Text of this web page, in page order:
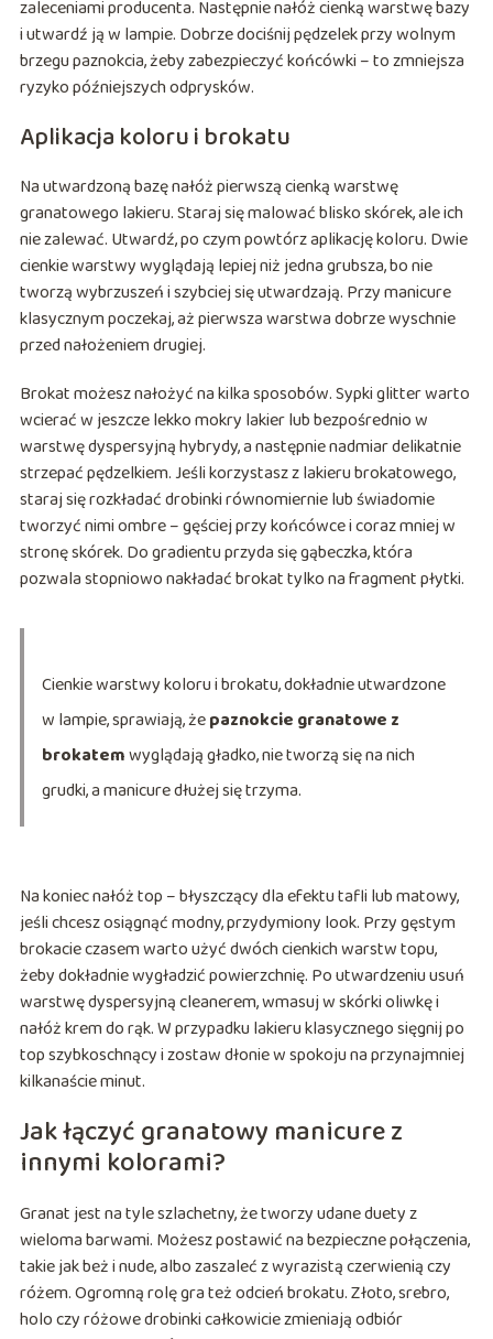
zaleceniami producenta. Następnie nałóż cienką warstwę bazy
i utwardź ją w lampie. Dobrze dociśnij pędzelek przy wolnym
brzegu paznokcia, żeby zabezpieczyć końcówki – to zmniejsza
ryzyko późniejszych odprysków.
Aplikacja koloru i brokatu
Na utwardzoną bazę nałóż pierwszą cienką warstwę
granatowego lakieru. Staraj się malować blisko skórek, ale ich
nie zalewać. Utwardź, po czym powtórz aplikację koloru. Dwie
cienkie warstwy wyglądają lepiej niż jedna grubsza, bo nie
tworzą wybrzuszeń i szybciej się utwardzają. Przy manicure
klasycznym poczekaj, aż pierwsza warstwa dobrze wyschnie
przed nałożeniem drugiej.
Brokat możesz nałożyć na kilka sposobów. Sypki glitter warto
wcierać w jeszcze lekko mokry lakier lub bezpośrednio w
warstwę dyspersyjną hybrydy, a następnie nadmiar delikatnie
strzepać pędzelkiem. Jeśli korzystasz z lakieru brokatowego,
staraj się rozkładać drobinki równomiernie lub świadomie
tworzyć nimi ombre – gęściej przy końcówce i coraz mniej w
stronę skórek. Do gradientu przyda się gąbeczka, która
pozwala stopniowo nakładać brokat tylko na fragment płytki.
Cienkie warstwy koloru i brokatu, dokładnie utwardzone
w lampie, sprawiają, żepaznokcie granatowe z
brokatemwyglądają gładko, nie tworzą się na nich
grudki, a manicure dłużej się trzyma.
Na koniec nałóż top – błyszczący dla efektu tafli lub matowy,
jeśli chcesz osiągnąć modny, przydymiony look. Przy gęstym
brokacie czasem warto użyć dwóch cienkich warstw topu,
żeby dokładnie wygładzić powierzchnię. Po utwardzeniu usuń
warstwę dyspersyjną cleanerem, wmasuj w skórki oliwkę i
nałóż krem do rąk. W przypadku lakieru klasycznego sięgnij po
top szybkoschnący i zostaw dłonie w spokoju na przynajmniej
kilkanaście minut.
Jak łączyć granatowy manicure z
innymi kolorami?
Granat jest na tyle szlachetny, że tworzy udane duety z
wieloma barwami. Możesz postawić na bezpieczne połączenia,
takie jak beż i nude, albo zaszaleć z wyrazistą czerwienią czy
różem. Ogromną rolę gra też odcień brokatu. Złoto, srebro,
holo czy różowe drobinki całkowicie zmieniają odbiór